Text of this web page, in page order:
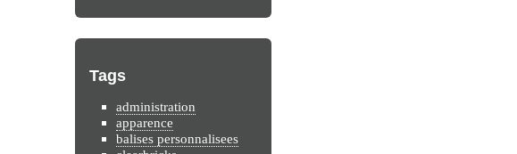
Tags
administration
apparence
balises personnalisees